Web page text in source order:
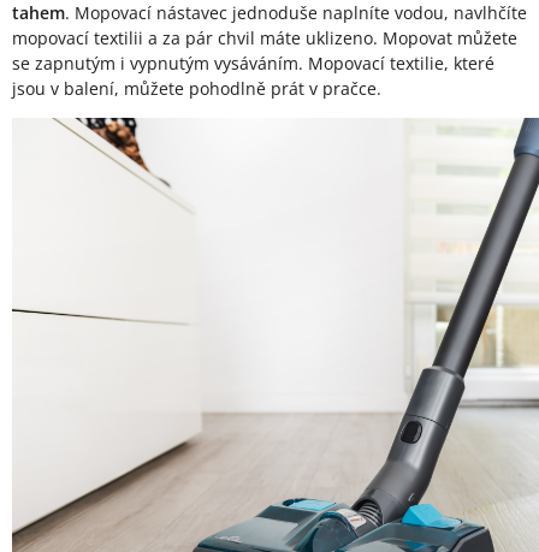
tahem. Mopovací nástavec jednoduše naplníte vodou, navlhčíte
mopovací textilii a za pár chvil máte uklizeno. Mopovat můžete
se zapnutým i vypnutým vysáváním. Mopovací textilie, které
jsou v balení, můžete pohodlně prát v pračce.